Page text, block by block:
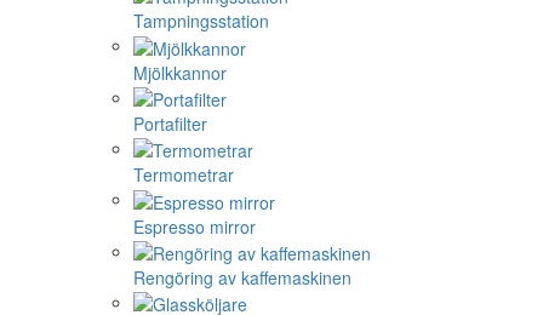
Tampningsstation
Mjölkkannor
Portafilter
Termometrar
Espresso mirror
Rengöring av kaffemaskinen